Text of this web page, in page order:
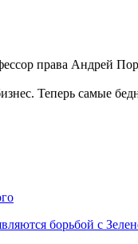
права Андрей
Теперь самые
борьбой с